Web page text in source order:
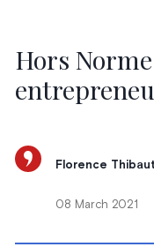
Hors
Florence Thibaut
08 March 2021